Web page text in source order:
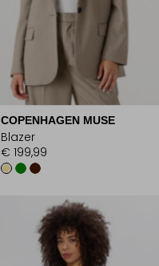
COPENHAGEN MUSE
Blazer
€ 199,99